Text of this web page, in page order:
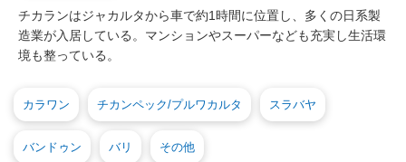
チカランはジャカルタから車で約1時間に位置し、多くの日系製
造業が入居している。マンションやスーパーなども充実し生活環
境も整っている。
カラワン チカンペック/プルワカルタ スラバヤ
バンドゥン バリ その他